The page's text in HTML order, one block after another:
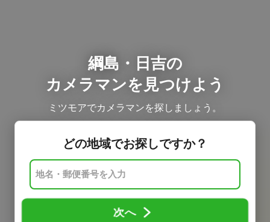
綱島・日吉の
カメラマンを見つけよう
ミツモアでカメラマンを探しましょう。
どの地域でお探しですか？
次へ